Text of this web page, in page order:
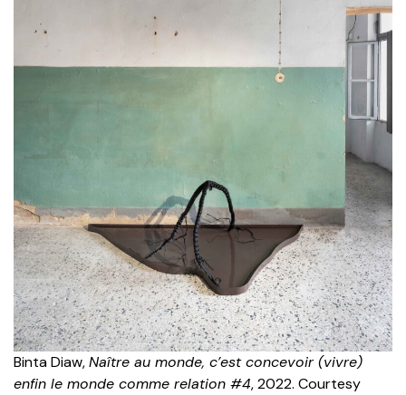
Binta Diaw,Naître au monde, c’est concevoir (vivre)
enfin le monde comme relation #4, 2022. Courtesy